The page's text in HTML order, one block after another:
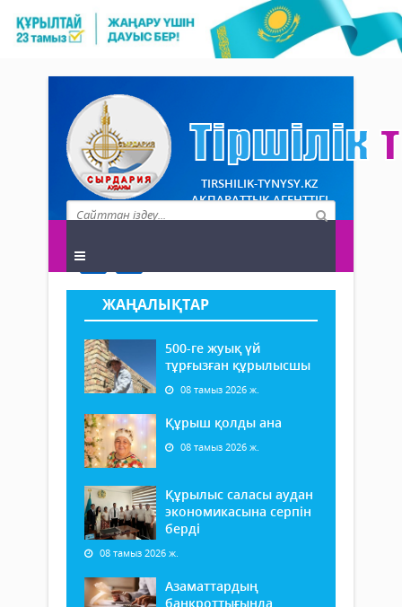
TIRSHILIK-TYNYSY.KZ
АҚПАРАТТЫҚ АГЕНТТІГІ
ЖАҢАЛЫҚТАР
500-ге жуық үй
тұрғызған құрылысшы
08 тамыз 2026 ж.
Құрыш қолды ана
08 тамыз 2026 ж.
Құрылыс саласы аудан
экономикасына серпін
берді
08 тамыз 2026 ж.
Азаматтардың
банкроттығында